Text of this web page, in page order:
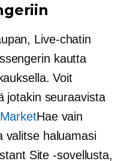
Live-chatin
kautta
Voit
jotakin seuraavista
Hae vain
valitse haluamasi
Site -sovellusta,